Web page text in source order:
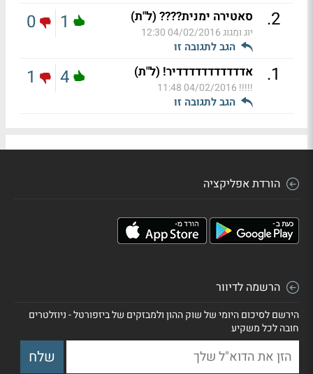
2
. סאטירה ימנית???? (ל"ת)
יוג ומגוג04/02/2016 12:30
הגב לתגובה זו
1
0
1
. אדדדדדדדדדדדיר! (ל"ת)
!!!!!
04/02/2016 11:48
הגב לתגובה זו
4
1
הורדת אפליקציה
הרשמה לדיוור
הירשם לסיכום היומי של שוק ההון ולמבזקים של ביזפורטל - ניוזלטרים
חובה לכל משקיע